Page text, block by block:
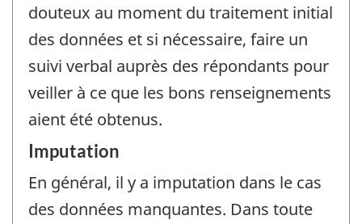
douteux au moment du traitement initial
des données et si nécessaire, faire un
suivi verbal auprès des répondants pour
veiller à ce que les bons renseignements
aient été obtenus.
Imputation
En général, il y a imputation dans le cas
des données manquantes. Dans toute